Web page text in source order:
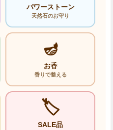
パワーストーン
天然石のお守り
🪔
お香
香りで整える
🏷️
SALE品